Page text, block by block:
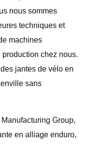
nous sommes
techniques et
machines
chez nous.
jantes de vélo en
sans
Group,
en alliage enduro,